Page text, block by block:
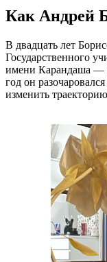
Как Андрей
В двадцать лет
Государственного
имени Карандаша —
год он
изменить